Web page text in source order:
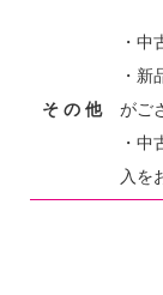
そ の 他
・中
・
がご
・
入を